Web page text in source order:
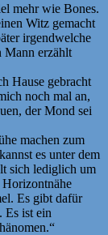
mehr wie Bones.
Witz gemacht
irgendwelche
Mann erzählt
Hause gebracht
noch mal an,
der Mond sei
machen zum
es unter dem
sich lediglich um
Es gibt dafür
Es ist ein